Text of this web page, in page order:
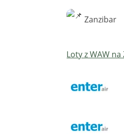
Zanzibar
Loty z WAW na